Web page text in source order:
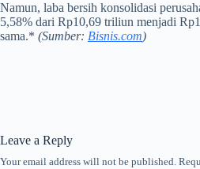
Namun, laba bersih konsolidasi
5,58% dari Rp10,69 triliun menjadi
sama.* (Sumber: Bisnis.com)
Leave a Reply
Your email address will not be published.